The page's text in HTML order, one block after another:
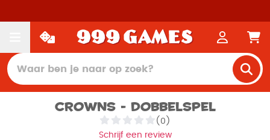
Crowns - Dobbelspel
(0)
Schrijf een review